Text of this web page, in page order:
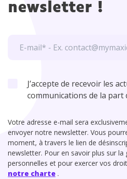
newsletter !
J’accepte de recevoir les
communications de la part
Votre adresse e-mail sera
envoyer notre newsletter. Vous
moment, à travers le lien de
newsletter. Pour en savoir plus sur
personnelles et pour exercer vos
notre charte .